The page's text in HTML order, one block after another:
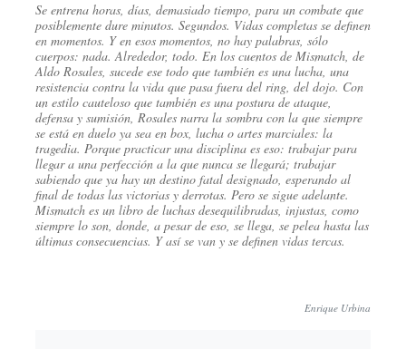
Se entrena horas, días, demasiado tiempo, para un combate que
posiblemente dure minutos. Segundos. Vidas completas se definen
en momentos. Y en esos momentos, no hay palabras, sólo
cuerpos: nada. Alrededor, todo. En los cuentos de Mismatch, de
Aldo Rosales, sucede ese todo que también es una lucha, una
resistencia contra la vida que pasa fuera del ring, del dojo. Con
un estilo cauteloso que también es una postura de ataque,
defensa y sumisión, Rosales narra la sombra con la que siempre
se está en duelo ya sea en box, lucha o artes marciales: la
tragedia. Porque practicar una disciplina es eso: trabajar para
llegar a una perfección a la que nunca se llegará; trabajar
sabiendo que ya hay un destino fatal designado, esperando al
final de todas las victorias y derrotas. Pero se sigue adelante.
Mismatch es un libro de luchas desequilibradas, injustas, como
siempre lo son, donde, a pesar de eso, se llega, se pelea hasta las
últimas consecuencias. Y así se van y se definen vidas tercas.
Enrique Urbina